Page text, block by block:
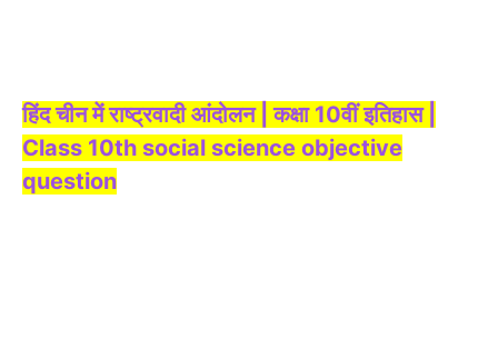
हिंद चीन में राष्ट्रवादी आंदोलन | कक्षा 10वीं इतिहास |
Class 10th social science objective
question